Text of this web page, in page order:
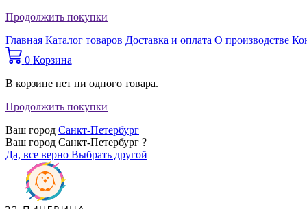
Продолжить покупки
Главная Каталог товаров Доставка и оплата О производстве
0 Корзина
В корзине нет ни одного товара.
Продолжить покупки
Ваш город Санкт-Петербург
Ваш город Санкт-Петербург ?
Да, все верно Выбрать другой